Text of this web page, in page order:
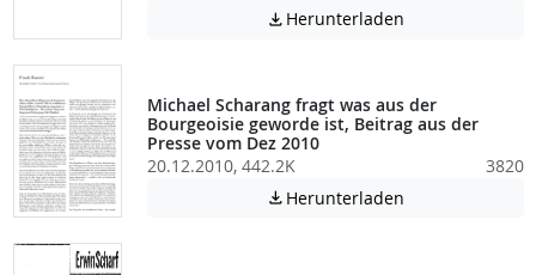
 Herunterladen
Michael Scharang fragt was aus der
Bourgeoisie geworde ist, Beitrag aus der
Presse vom Dez 2010
20.12.2010, 442.2K
3820
 Herunterladen